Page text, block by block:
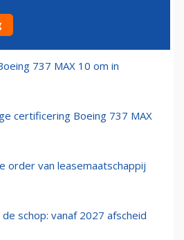
MAX 10 stap dichterbij:
737 MAX 10 om in
certificering Boeing 737 MAX
order van leasemaatschappij
schop: vanaf 2027 afscheid